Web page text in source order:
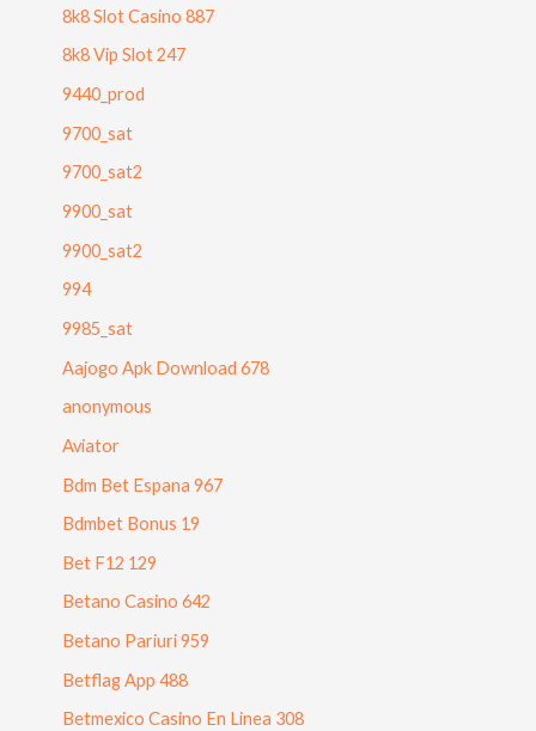
8k8 Slot Casino 887
8k8 Vip Slot 247
9440_prod
9700_sat
9700_sat2
9900_sat
9900_sat2
994
9985_sat
Aajogo Apk Download 678
anonymous
Aviator
Bdm Bet Espana 967
Bdmbet Bonus 19
Bet F12 129
Betano Casino 642
Betano Pariuri 959
Betflag App 488
Betmexico Casino En Linea 308